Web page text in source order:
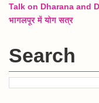
Talk on Dharana and
भागलपूर में योग सत्र
Search